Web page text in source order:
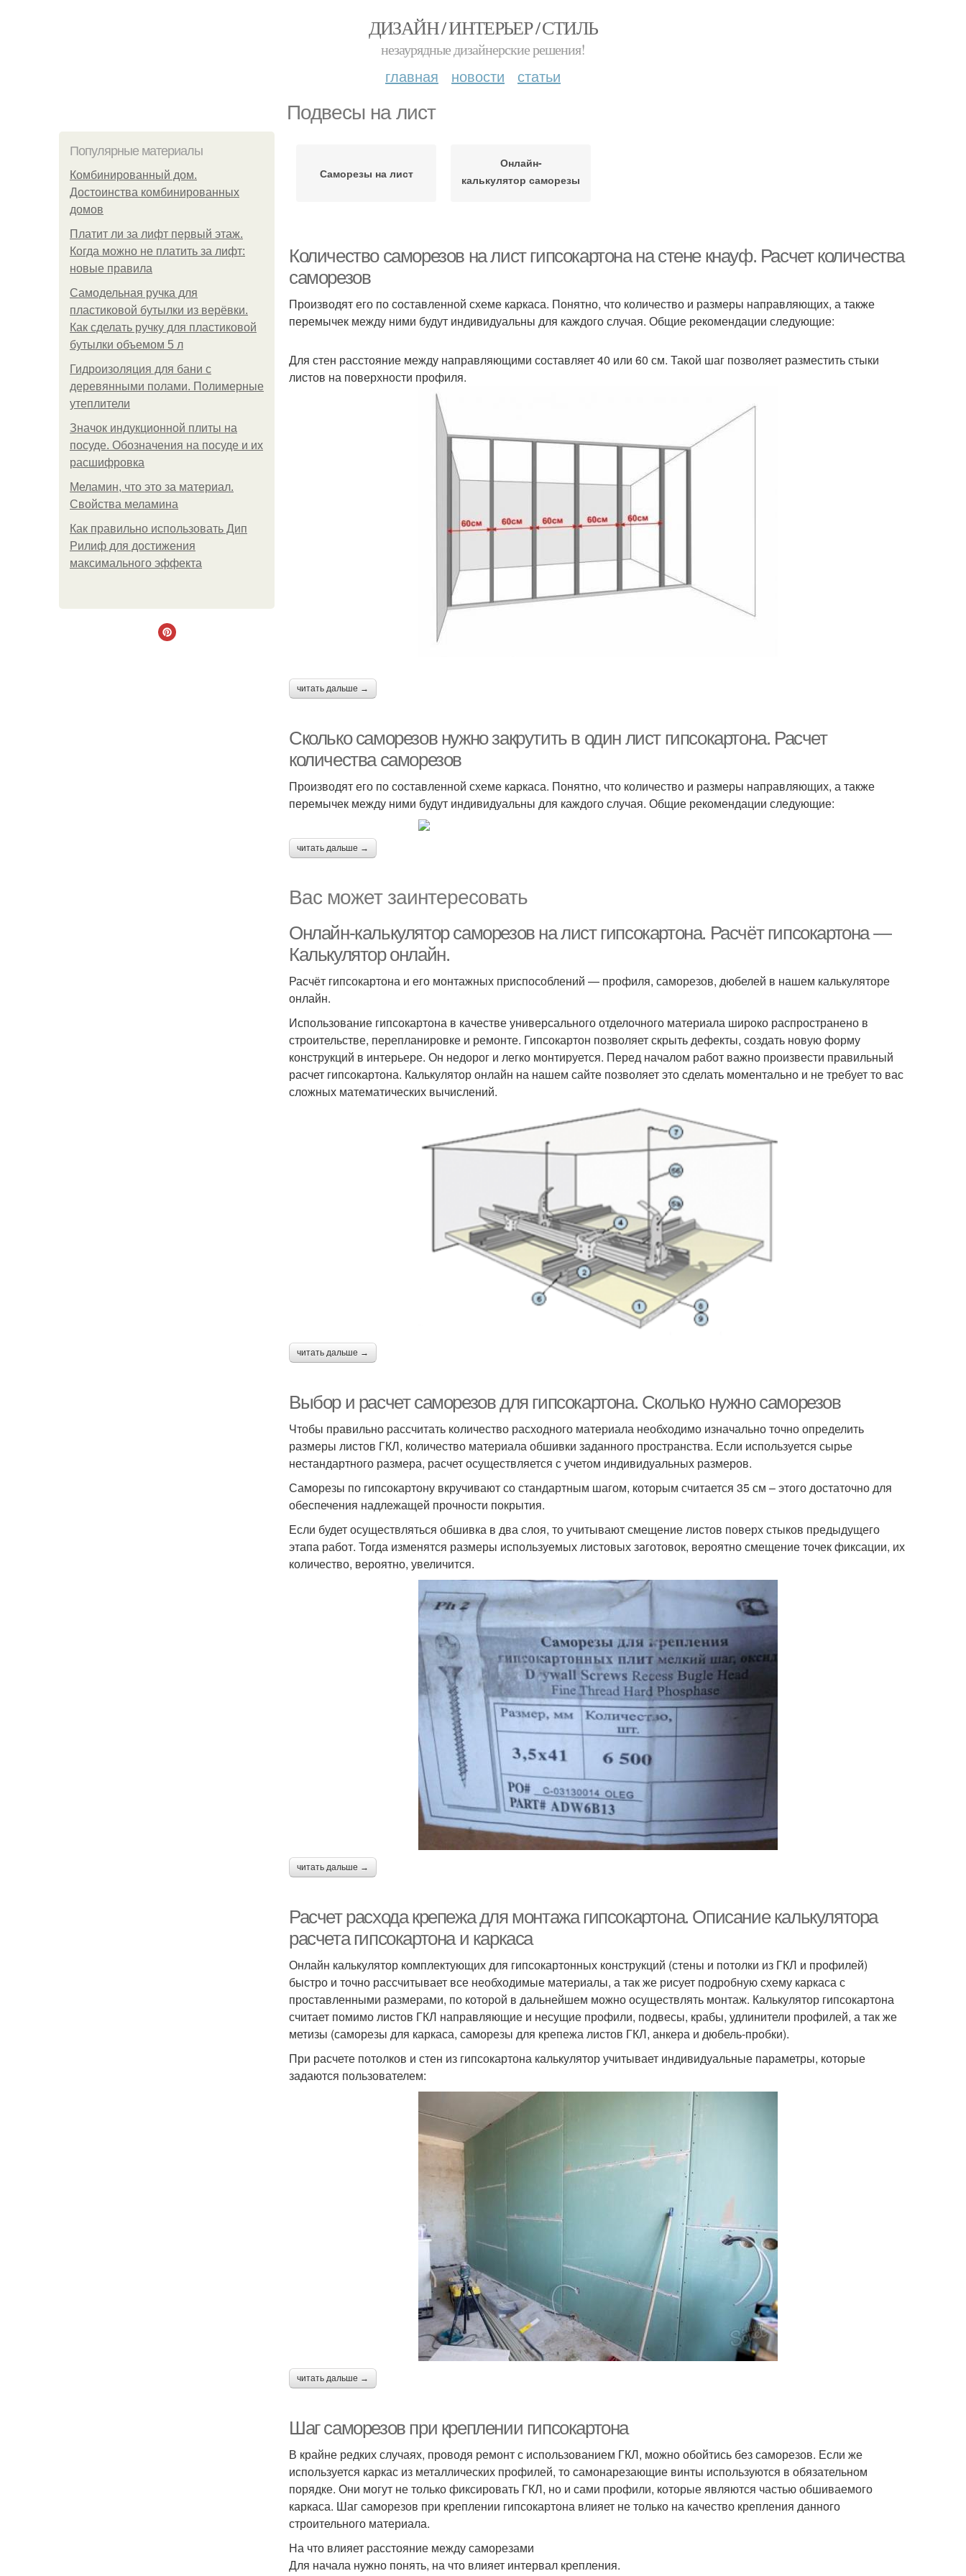
ДИЗАЙН / ИНТЕРЬЕР / СТИЛЬ
незаурядные дизайнерские решения!
главная новости статьи
Подвесы на лист
Популярные материалы
Комбинированный дом.
Достоинства комбинированных
домов
Платит ли за лифт первый этаж.
Когда можно не платить за лифт:
новые правила
Самодельная ручка для
пластиковой бутылки из верёвки.
Как сделать ручку для пластиковой
бутылки объемом 5 л
Гидроизоляция для бани с
деревянными полами. Полимерные
утеплители
Значок индукционной плиты на
посуде. Обозначения на посуде и их
расшифровка
Меламин, что это за материал.
Свойства меламина
Как правильно использовать Дип
Рилиф для достижения
максимального эффекта
Саморезы на лист
Онлайн-
калькулятор саморезы
Количество саморезов на лист гипсокартона на стене кнауф. Расчет количества
саморезов
Производят его по составленной схеме каркаса. Понятно, что количество и размеры направляющих, а также
перемычек между ними будут индивидуальны для каждого случая. Общие рекомендации следующие:
Для стен расстояние между направляющими составляет 40 или 60 см. Такой шаг позволяет разместить стыки
листов на поверхности профиля.
читать дальше →
Сколько саморезов нужно закрутить в один лист гипсокартона. Расчет
количества саморезов
Производят его по составленной схеме каркаса. Понятно, что количество и размеры направляющих, а также
перемычек между ними будут индивидуальны для каждого случая. Общие рекомендации следующие:
читать дальше →
Вас может заинтересовать
Онлайн-калькулятор саморезов на лист гипсокартона. Расчёт гипсокартона —
Калькулятор онлайн.
Расчёт гипсокартона и его монтажных приспособлений — профиля, саморезов, дюбелей в нашем калькуляторе
онлайн.
Использование гипсокартона в качестве универсального отделочного материала широко распространено в
строительстве, перепланировке и ремонте. Гипсокартон позволяет скрыть дефекты, создать новую форму
конструкций в интерьере. Он недорог и легко монтируется. Перед началом работ важно произвести правильный
расчет гипсокартона. Калькулятор онлайн на нашем сайте позволяет это сделать моментально и не требует то вас
сложных математических вычислений.
читать дальше →
Выбор и расчет саморезов для гипсокартона. Сколько нужно саморезов
Чтобы правильно рассчитать количество расходного материала необходимо изначально точно определить
размеры листов ГКЛ, количество материала обшивки заданного пространства. Если используется сырье
нестандартного размера, расчет осуществляется с учетом индивидуальных размеров.
Саморезы по гипсокартону вкручивают со стандартным шагом, которым считается 35 см – этого достаточно для
обеспечения надлежащей прочности покрытия.
Если будет осуществляться обшивка в два слоя, то учитывают смещение листов поверх стыков предыдущего
этапа работ. Тогда изменятся размеры используемых листовых заготовок, вероятно смещение точек фиксации, их
количество, вероятно, увеличится.
читать дальше →
Расчет расхода крепежа для монтажа гипсокартона. Описание калькулятора
расчета гипсокартона и каркаса
Онлайн калькулятор комплектующих для гипсокартонных конструкций (стены и потолки из ГКЛ и профилей)
быстро и точно рассчитывает все необходимые материалы, а так же рисует подробную схему каркаса с
проставленными размерами, по которой в дальнейшем можно осуществлять монтаж. Калькулятор гипсокартона
считает помимо листов ГКЛ направляющие и несущие профили, подвесы, крабы, удлинители профилей, а так же
метизы (саморезы для каркаса, саморезы для крепежа листов ГКЛ, анкера и дюбель-пробки).
При расчете потолков и стен из гипсокартона калькулятор учитывает индивидуальные параметры, которые
задаются пользователем:
читать дальше →
Шаг саморезов при креплении гипсокартона
В крайне редких случаях, проводя ремонт с использованием ГКЛ, можно обойтись без саморезов. Если же
используется каркас из металлических профилей, то самонарезающие винты используются в обязательном
порядке. Они могут не только фиксировать ГКЛ, но и сами профили, которые являются частью обшиваемого
каркаса. Шаг саморезов при креплении гипсокартона влияет не только на качество крепления данного
строительного материала.
На что влияет расстояние между саморезами
Для начала нужно понять, на что влияет интервал крепления.